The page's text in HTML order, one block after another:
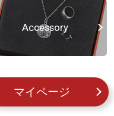
Accessory
マイページ